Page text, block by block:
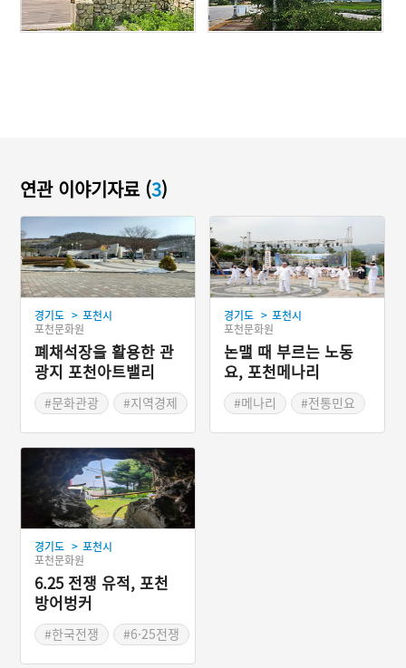
연관 이야기자료 (3)
경기도 > 포천시
포천문화원
폐채석장을 활용한 관
광지 포천아트밸리
#문화관광
#지역경제
#경기도포천
#화강암채굴
경기도 > 포천시
포천문화원
논맬 때 부르는 노동
요, 포천메나리
#메나리
#전통민요
경기도 > 포천시
포천문화원
6.25 전쟁 유적, 포천
방어벙커
#한국전쟁
#6·25전쟁